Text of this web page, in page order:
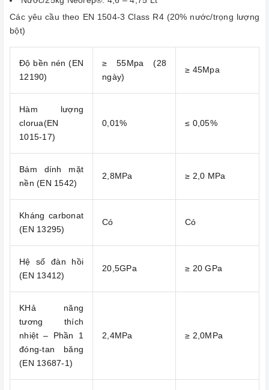
Các yêu cầu theo EN 1504-3 Class R4 (20% nước/trọng lượng
bột)
Độ bền nén (ΕΝ
12190)
≥ 55Mpa (28
ngày)
≥ 45Mpa
Hàm lượng
clorua(EN
1015-17)
0,01% ≤ 0,05%
Bám dính mặt
nền (ΕΝ 1542)
2,8MPa ≥ 2,0 MPa
Kháng carbonat
(ΕΝ 13295)
Có Có
Hệ số đàn hồi
(ΕΝ 13412)
20,5GPa ≥ 20 GPa
KHả năng
tương thích
nhiệt – Phần 1
đóng-tan băng
(ΕΝ 13687-1)
2,4MPa ≥ 2,0MPa